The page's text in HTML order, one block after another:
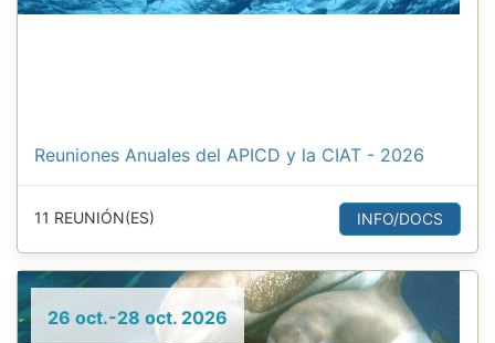
Reuniones Anuales del APICD y la CIAT - 2026
11 REUNIÓN(ES) INFO/DOCS
26 oct.-28 oct. 2026